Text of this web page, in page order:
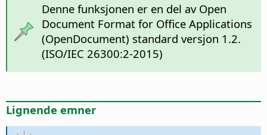
Denne funksjonen er en del av Open
Document Format for Office Applications
(OpenDocument) standard versjon 1.2.
(ISO/IEC 26300:2-2015)
Lignende emner